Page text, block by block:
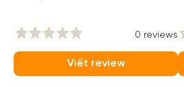
0 reviews
Viết review